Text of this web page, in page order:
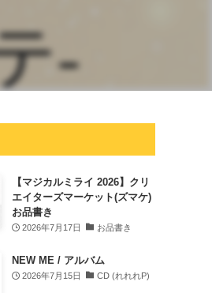
【マジカルミライ 2026】クリ
エイターズマーケット(ズマケ)
お品書き
2026年7月17日 お品書き
NEW ME / アルバム
2026年7月15日 CD (れれれP)